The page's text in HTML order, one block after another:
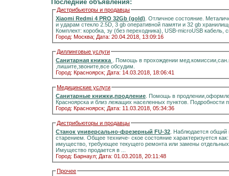
Последние объявления:
Дистрибьюторы и продавцы
Xiaomi Redmi 4 PRO 32Gb (gold) . Отличное состояние.
и ударам стекло 2.5D, 3 gb оперативной памяти и 32 gb
Комплект: коробка, зу (без переходника), USB-microUSB
Город: Москва; Дата: 20.04.2018, 13:09:16
Диллинговые услуги
Санитарная книжка
. Помощь в прохождении
,пишите,звоните,все обсудим.
Город: Красноярск; Дата: 14.03.2018, 18:06:41
Медицинские услуги
Санитарные книжки,продление . Помощь в
Красноярска и близ лежащих населенных пунктов.
Город: Красноярск; Дата: 11.03.2018, 05:34:36
Дистрибьюторы и продавцы
Станок универсально-фрезерный FU-32 . Наблюдается
старением. Общее техниче- ское состояние характеризуется
имущество, требующее текущего ремонта или замены
Имущество продается в ...
Город: Барнаул; Дата: 01.03.2018, 20:11:48
Прочее